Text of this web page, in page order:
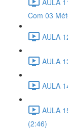
Com 03
AULA
AULA
AULA
AULA
(2:46)